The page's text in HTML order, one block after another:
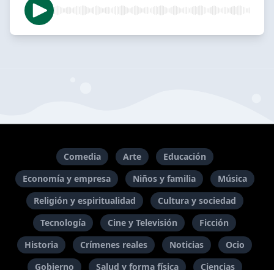
Comedia Arte
Educación
Economía y empresa
Niños y familia
Música
Religión y espiritualidad
Cultura y sociedad
Tecnología
Cine y Televisión
Ficción
Historia
Crímenes reales Noticias
Ocio
Gobierno
Salud y forma física Ciencias